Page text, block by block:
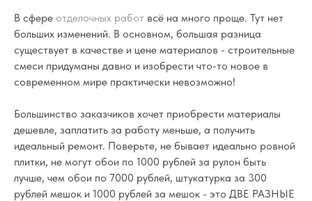
В сфере отделочных работ всё на много проще. Тут нет
больших изменений. В основном, большая разница
существует в качестве и цене материалов - строительные
смеси придуманы давно и изобрести что-то новое в
современном мире практически невозможно!
Большинство заказчиков хочет приобрести материалы
дешевле, заплатить за работу меньше, а получить
идеальный ремонт. Поверьте, не бывает идеально ровной
плитки, не могут обои по 1000 рублей за рулон быть
лучше, чем обои по 7000 рублей, штукатурка за 300
рублей мешок и 1000 рублей за мешок - это ДВЕ РАЗНЫЕ